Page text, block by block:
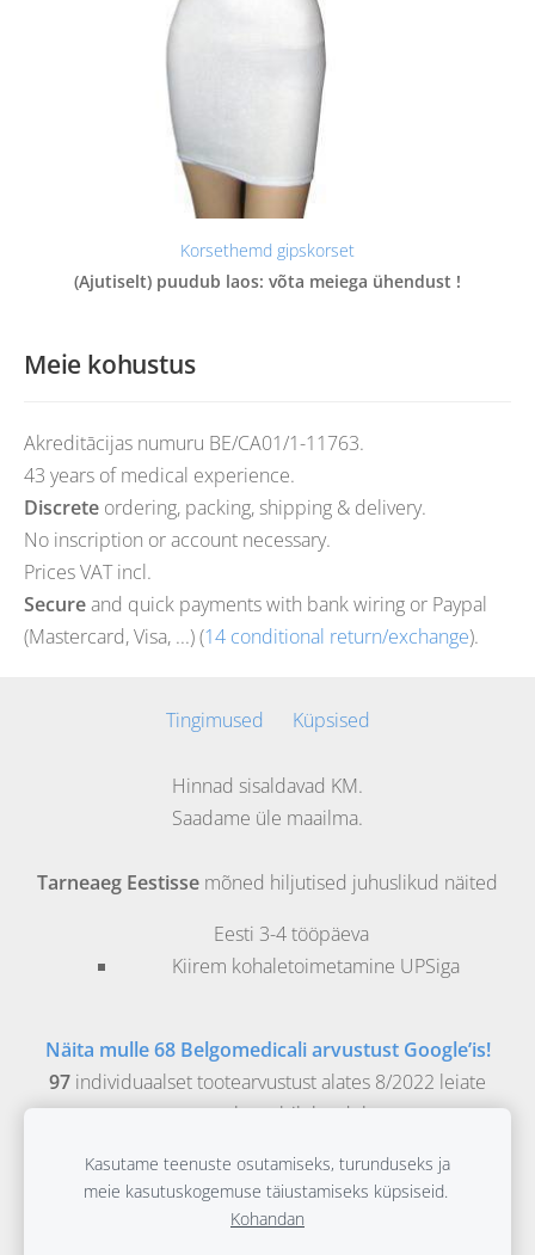
Meie kohustus
Akreditācijas numuru BE/CA01/1-11763.
43 years of medical experience.
Discrete ordering, packing, shipping & delivery.
No inscription or account necessary.
Prices VAT incl.
Secureand quick payments with bank wiring or Paypal
(Mastercard, Visa, ...) (14 conditional return/exchange).
Korsethemd gipskorset
(Ajutiselt) puudub laos: võta meiega ühendust !
Tingimused Küpsised
Hinnad sisaldavad KM.
Saadame üle maailma.
Tarneaeg Eestisse mõned hiljutised juhuslikud näited
Eesti 3-4 tööpäeva
Kiirem kohaletoimetamine UPSiga
Näita mulle 68 Belgomedicali arvustust Google’is!
97 individuaalset tootearvustust alates 8/2022 leiate
vastavatelt veebilehtedelt.
Belgomedical on Evidence Based Materials bv
meditsiiniline veebipood, registreeritud
Kasutame teenuste osutamiseks, turunduseks ja
meie kasutuskogemuse täiustamiseks küpsiseid.
Kohandan